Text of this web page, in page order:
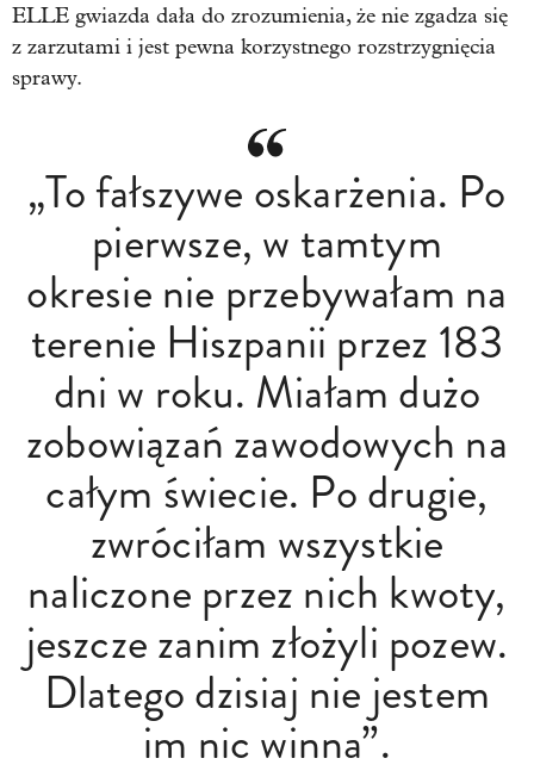
ELLE gwiazda dała do zrozumienia, że nie zgadza się
z zarzutami i jest pewna korzystnego rozstrzygnięcia
sprawy.
„To fałszywe oskarżenia. Po
pierwsze, w tamtym
okresie nie przebywałam na
terenie Hiszpanii przez 183
dni w roku. Miałam dużo
zobowiązań zawodowych na
całym świecie. Po drugie,
zwróciłam wszystkie
naliczone przez nich kwoty,
jeszcze zanim złożyli pozew.
Dlatego dzisiaj nie jestem
im nic winna”.